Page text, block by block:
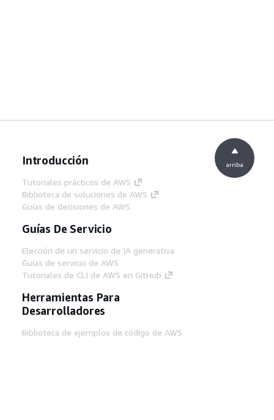
Introducción
Tutoriales prácticos de AWS
Biblioteca de soluciones de AWS
Guías de decisiones de AWS
Guías De Servicio
Elección de un servicio de IA generativa
Guías de servicio de AWS
Tutoriales de CLI de AWS en GitHub
Herramientas Para
Desarrolladores
Biblioteca de ejemplos de código de AWS
arriba